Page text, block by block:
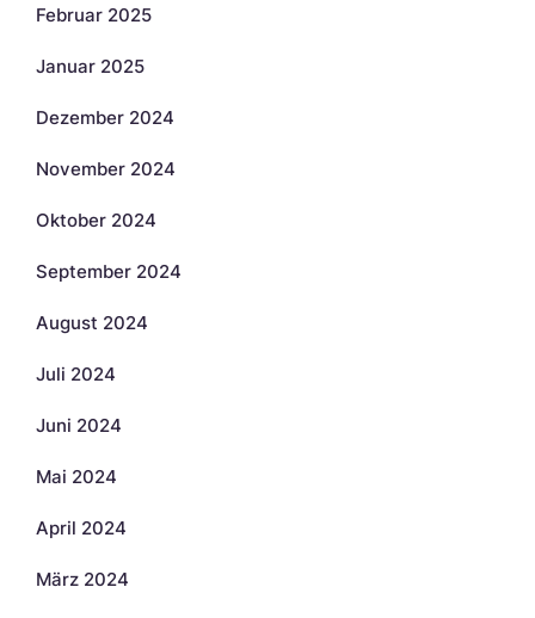
Februar 2025
Januar 2025
Dezember 2024
November 2024
Oktober 2024
September 2024
August 2024
Juli 2024
Juni 2024
Mai 2024
April 2024
März 2024